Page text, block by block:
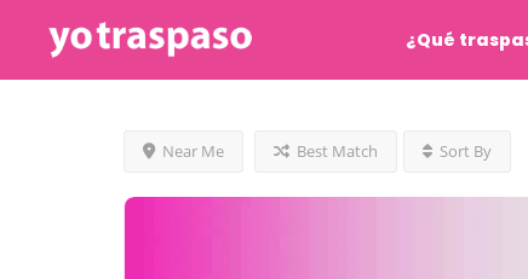
¿Qué
Near Me Best Match Sort By